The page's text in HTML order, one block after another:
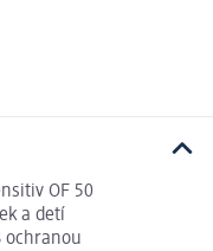
OF 50
a detí
ochranou